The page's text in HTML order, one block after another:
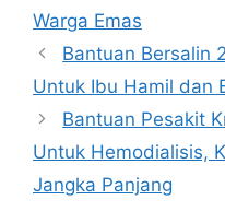
Warga Emas
Bantuan Bersalin
Untuk Ibu Hamil dan
Bantuan Pesakit
Untuk Hemodialisis,
Jangka Panjang